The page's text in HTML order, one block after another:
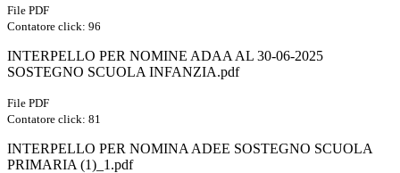
File PDF
Contatore click: 96
INTERPELLO PER NOMINE ADAA AL 30-06-2025
SOSTEGNO SCUOLA INFANZIA.pdf
File PDF
Contatore click: 81
INTERPELLO PER NOMINA ADEE SOSTEGNO SCUOLA
PRIMARIA (1)_1.pdf